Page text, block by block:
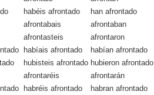
habéis afrontado
han afrontado
afrontabais
afrontaban
afrontasteis
afrontaron
habíais afrontado
habían afrontado
hubisteis afrontado hubieron afrontado
afrontaréis
afrontarán
habréis afrontado
habran afrontado